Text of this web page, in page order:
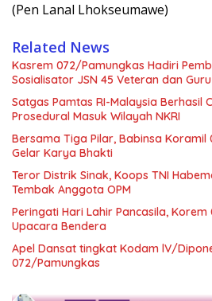
(Pen Lanal Lhokseumawe)
Related News
Kasrem 072/Pamungkas Hadiri
Sosialisator JSN 45 Veteran dan Guru
Satgas Pamtas RI-Malaysia Berhasil
Prosedural Masuk Wilayah NKRI
Bersama Tiga Pilar, Babinsa
Gelar Karya Bhakti
Teror Distrik Sinak, Koops TNI
Tembak Anggota OPM
Peringati Hari Lahir Pancasila,
Upacara Bendera
Apel Dansat tingkat Kodam lV/
072/Pamungkas